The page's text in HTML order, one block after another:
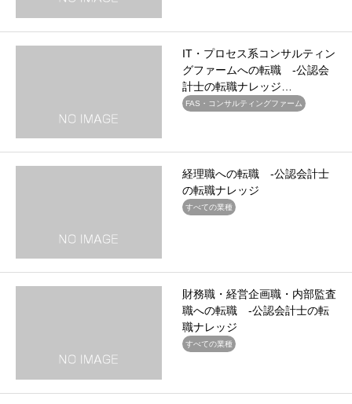
IT・プロセス系コンサルティン
グファームへの転職 -公認会
計士の転職ナレッジ…
FAS・コンサルティングファーム
経理職への転職 -公認会計士
の転職ナレッジ
すべての業種
財務職・経営企画職・内部監査
職への転職 -公認会計士の転
職ナレッジ
すべての業種